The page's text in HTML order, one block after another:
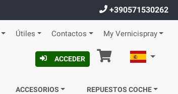
+390571530262
Útiles Contactos My Vernicispray
ACCEDER Cesta Español
ACCESORIOS REPUESTOS COCHE